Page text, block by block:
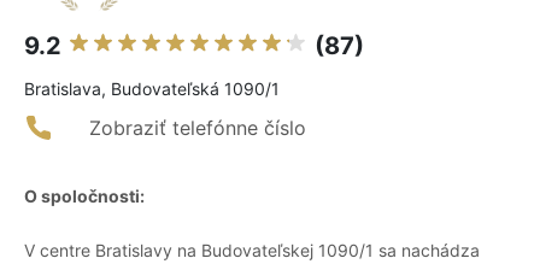
9.2 (87)
Bratislava, Budovateľská 1090/1
Zobraziť telefónne číslo
O spoločnosti:
V centre Bratislavy na Budovateľskej 1090/1 sa nachádza